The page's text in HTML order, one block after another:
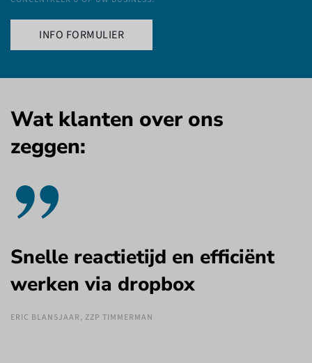
INFO FORMULIER
Wat klanten over ons
zeggen:
Snelle reactietijd en efficiënt
werken via dropbox
ERIC BLANSJAAR, ZZP TIMMERMAN